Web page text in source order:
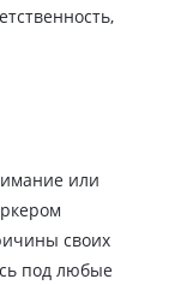
или
своих
под любые